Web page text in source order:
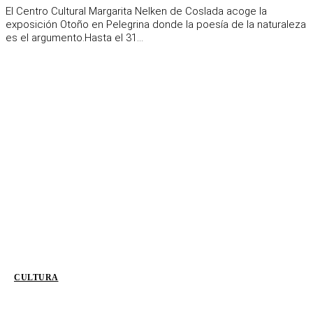
El Centro Cultural Margarita Nelken de Coslada acoge la
exposición Otoño en Pelegrina donde la poesía de la naturaleza
es el argumento.Hasta el 31...
CULTURA